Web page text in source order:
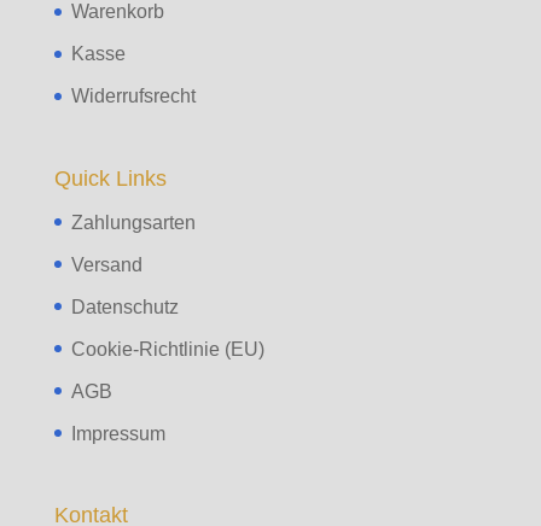
Warenkorb
Kasse
Widerrufsrecht
Quick Links
Zahlungsarten
Versand
Datenschutz
Cookie-Richtlinie (EU)
AGB
Impressum
Kontakt